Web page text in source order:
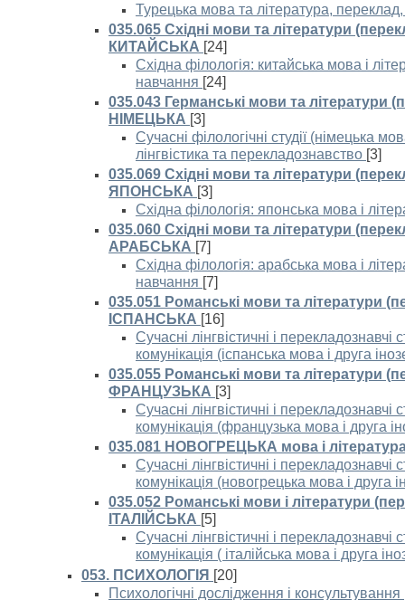
Турецька мова та література,
035.065 Східні мови та літератури
КИТАЙСЬКА [24]
Східна філологія: китайська мова і
навчання [24]
035.043 Германські мови та літератури
НІМЕЦЬКА [3]
Сучасні філологічні студії (німецька
лінгвістика та перекладознавство [3]
035.069 Східні мови та літератури
ЯПОНСЬКА [3]
Східна філологія: японська мова і
035.060 Східні мови та літератури
АРАБСЬКА [7]
Східна філологія: арабська мова і
навчання [7]
035.051 Романські мови та літератури
ІСПАНСЬКА [16]
Сучасні лінгвістичні і перекладознавчі
комунікація (іспанська мова і друга
035.055 Романські мови та літератури
ФРАНЦУЗЬКА [3]
Сучасні лінгвістичні і перекладознавчі
комунікація (французька мова і друга
035.081 НОВОГРЕЦЬКА мова і
Сучасні лінгвістичні і перекладознавчі
комунікація (новогрецька мова і друга
035.052 Романські мови і літератури
ІТАЛІЙСЬКА [5]
Сучасні лінгвістичні і перекладознавчі
комунікація ( італійська мова і друга
053. ПСИХОЛОГІЯ [20]
Психологічні дослідження і консультування